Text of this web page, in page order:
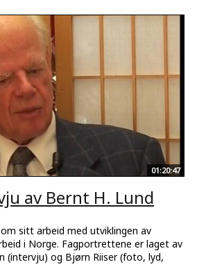
01:20:47
av Bernt H. Lund
sitt arbeid med utviklingen av
i Norge. Fagportrettene er laget av
(intervju) og Bjørn Riiser (foto, lyd,